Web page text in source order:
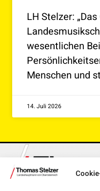
LH Stelzer: „Das
wesentlichen
Menschen und
14. Juli 2026